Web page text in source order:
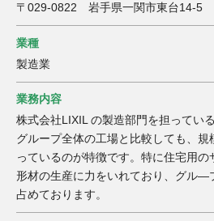
〒029-0822 岩手県一関市東台14-5
業種
製造業
業務内容
株式会社LIXIL の製造部門を担っている
グループ全体の工場と比較しても、
っているのが特徴です。特に住宅用
形材の生産に力をいれており、グル―
占めております。